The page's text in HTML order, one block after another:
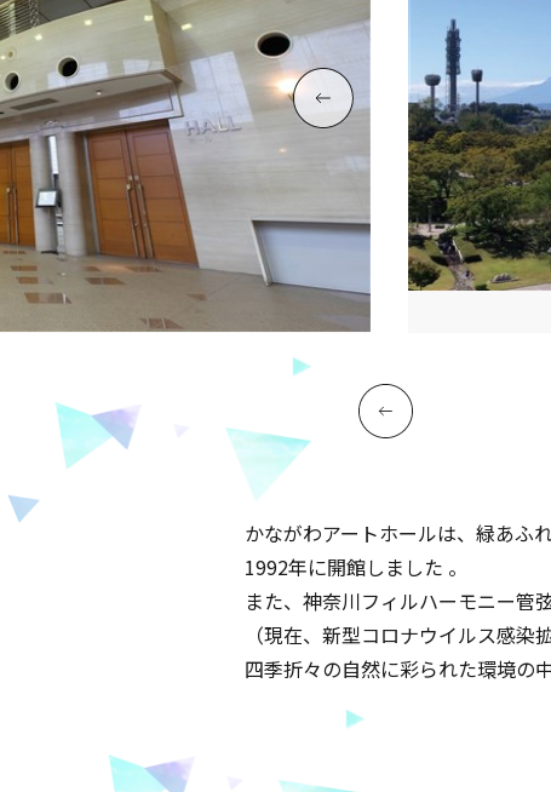
かながわアートホールは、緑あふ
1992年に開館しました 。
また、神奈川フィルハーモニー管
（現在、新型コロナウイルス感
四季折々の自然に彩られた環境の